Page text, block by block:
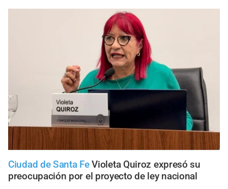
Ciudad de Santa Fe Violeta Quiroz expresó su
preocupación por el proyecto de ley nacional